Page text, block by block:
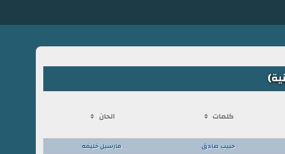
كلمات الحان
حبيب صادق مارسيل خليفه